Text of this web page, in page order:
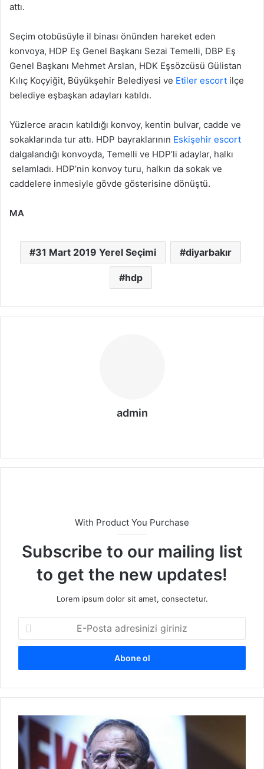
attı.
Seçim otobüsüyle il binası önünden hareket eden
konvoya, HDP Eş Genel Başkanı Sezai Temelli, DBP Eş
Genel Başkanı Mehmet Arslan, HDK Eşsözcüsü Gülistan
Kılıç Koçyiğit, Büyükşehir Belediyesi ve Etiler escort ilçe
belediye eşbaşkan adayları katıldı.
Yüzlerce aracın katıldığı konvoy, kentin bulvar, cadde ve
sokaklarında tur attı. HDP bayraklarının Eskişehir escort
dalgalandığı konvoyda, Temelli ve HDP’li adaylar, halkı
selamladı. HDP’nin konvoy turu, halkın da sokak ve
caddelere inmesiyle gövde gösterisine dönüştü.
MA
31 Mart 2019 Yerel Seçimi diyarbakır
hdp
admin
sit
With Product You Purchase
Subscribe to our mailing list
to get the new updates!
Lorem ipsum dolor sit amet, consectetur.
P
s
a
d
r
e
Ö
z
h